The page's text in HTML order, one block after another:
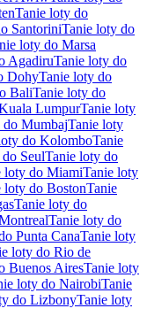
Tanie loty do
SantoriniTanie loty do
loty do Marsa
AgadiruTanie loty do
DohyTanie loty do
BaliTanie loty do
LumpurTanie loty
do MumbajTanie loty
do KolomboTanie
SeulTanie loty do
loty do MiamiTanie loty
loty do BostonTanie
Tanie loty do
Tanie loty do
Punta CanaTanie loty
loty do Rio de
Buenos AiresTanie loty
loty do NairobiTanie
do LizbonyTanie loty